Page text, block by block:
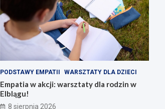
PODSTAWY EMPATII WARSZTATY DLA DZIECI
Empatia w akcji: warsztaty dla rodzin w
Elblągu!
8 sierpnia 2026